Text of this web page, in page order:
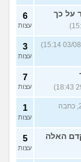
על כך
6
עצות
3
עצות
7
עצות
(lili, בת 25, כתבה
1
עצות
האלה 5
עצות